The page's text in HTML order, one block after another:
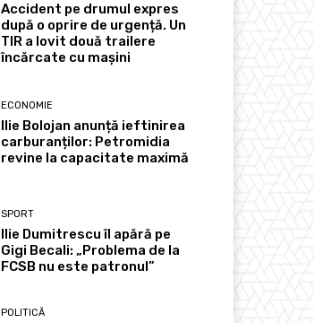
Accident pe drumul expres
după o oprire de urgență. Un
TIR a lovit două trailere
încărcate cu mașini
ECONOMIE
Ilie Bolojan anunță ieftinirea
carburanților: Petromidia
revine la capacitate maximă
SPORT
Ilie Dumitrescu îl apără pe
Gigi Becali: „Problema de la
FCSB nu este patronul”
POLITICĂ